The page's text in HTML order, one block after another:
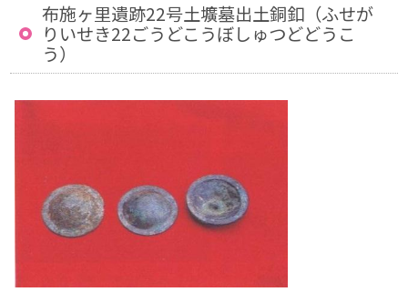
布施ヶ里遺跡22号土壙墓出土銅釦（ふせが
りいせき22ごうどこうぼしゅつどどうこ
う）